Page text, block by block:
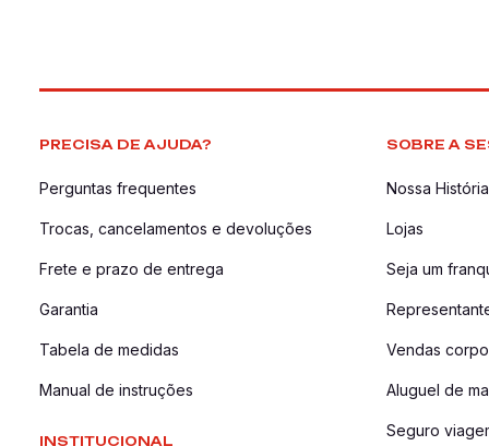
PRECISA DE AJUDA?
Perguntas frequentes
Trocas, cancelamentos e devoluções
Frete e prazo de entrega
Garantia
Tabela de medidas
Manual de instruções
INSTITUCIONAL
SOBRE A
Nossa História
Lojas
Seja um
Vendas
Aluguel de
Seguro